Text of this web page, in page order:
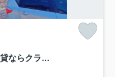
ユア・ステージ神明 刈谷市の賃貸ならクラスホーム刈谷店